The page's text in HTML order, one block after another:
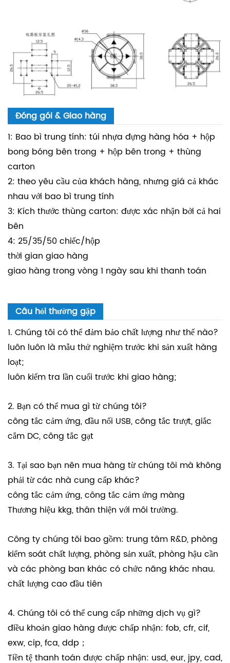
Đóng gói & Giao hàng
1: Bao bì trung tính: túi nhựa đựng hàng hóa + hộp
bong bóng bên trong + hộp bên trong + thùng
carton
2: theo yêu cầu của khách hàng, nhưng giá cả khác
nhau với bao bì trung tính
3: Kích thước thùng carton: được xác nhận bởi cả hai
bên
4: 25/35/50 chiếc/hộp
thời gian giao hàng
giao hàng trong vòng 1 ngày sau khi thanh toán
Câu hỏi thường gặp
1. Chúng tôi có thể đảm bảo chất lượng như thế nào?
luôn luôn là mẫu thử nghiệm trước khi sản xuất hàng
loạt;
luôn kiểm tra lần cuối trước khi giao hàng;
2. Bạn có thể mua gì từ chúng tôi?
công tắc cảm ứng, đầu nối USB, công tắc trượt, giắc
cắm DC, công tắc gạt
3. Tại sao bạn nên mua hàng từ chúng tôi mà không
phải từ các nhà cung cấp khác?
công tắc cảm ứng, công tắc cảm ứng màng
Thương hiệu kkg, thân thiện với môi trường.
Công ty chúng tôi bao gồm: trung tâm R&D, phòng
kiểm soát chất lượng, phòng sản xuất, phòng hậu cần
và các phòng ban khác có chức năng khác nhau.
chất lượng cao đầu tiên
4. Chúng tôi có thể cung cấp những dịch vụ gì?
điều khoản giao hàng được chấp nhận: fob, cfr, cif,
exw, cip, fca, ddp；
Tiền tệ thanh toán được chấp nhận: usd, eur, jpy, cad,